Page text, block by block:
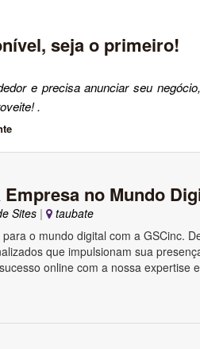
seja o primeiro!
e precisa anunciar seu
.
Empresa no Mundo
Sites|
taubate
o mundo digital com a GSCinc.
que impulsionam sua
online com a nossa expertise